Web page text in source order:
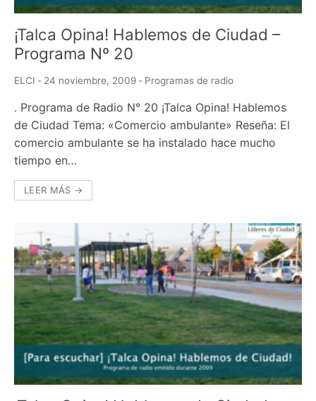
¡Talca Opina! Hablemos de Ciudad –
Programa Nº 20
ELCI - 24 noviembre, 2009 - Programas de radio
. Programa de Radio N° 20 ¡Talca Opina! Hablemos
de Ciudad Tema: «Comercio ambulante» Reseña: El
comercio ambulante se ha instalado hace mucho
tiempo en…
LEER MÁS →